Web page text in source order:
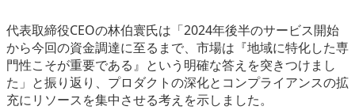
代表取締役CEOの林伯寰氏は「2024年後半のサービス開始
から今回の資金調達に至るまで、市場は『地域に特化した専
門性こそが重要である』という明確な答えを突きつけまし
た」と振り返り、プロダクトの深化とコンプライアンスの拡
充にリソースを集中させる考えを示しました。